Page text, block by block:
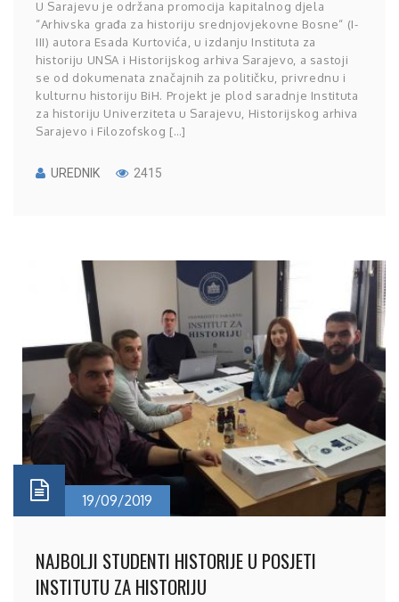
U Sarajevu je održana promocija kapitalnog djela
“Arhivska građa za historiju srednjovjekovne Bosne“ (I-
III) autora Esada Kurtovića, u izdanju Instituta za
historiju UNSA i Historijskog arhiva Sarajevo, a sastoji
se od dokumenata značajnih za političku, privrednu i
kulturnu historiju BiH. Projekt je plod saradnje Instituta
za historiju Univerziteta u Sarajevu, Historijskog arhiva
Sarajevo i Filozofskog […]
UREDNIK 2415
19/09/2019
NAJBOLJI STUDENTI HISTORIJE U POSJETI
INSTITUTU ZA HISTORIJU